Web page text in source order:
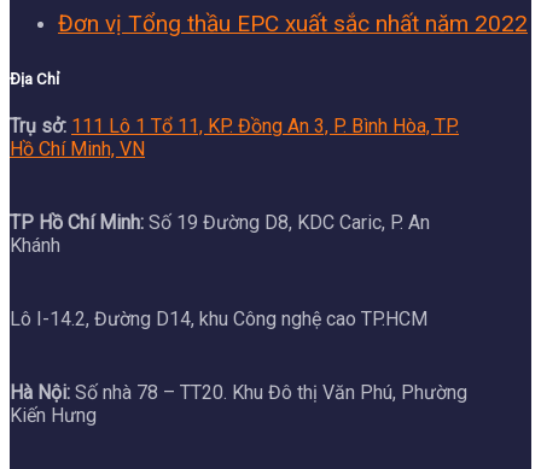
Đơn vị Tổng thầu EPC xuất sắc nhất năm 2022
Địa Chỉ
Trụ sở: 111 Lô 1 Tổ 11, KP. Đồng An 3, P. Bình Hòa, TP.
Hồ Chí Minh, VN
TP Hồ Chí Minh: Số 19 Đường D8, KDC Caric, P. An
Khánh
Lô I-14.2, Đường D14, khu Công nghệ cao TP.HCM
Hà Nội: Số nhà 78 – TT20. Khu Đô thị Văn Phú, Phường
Kiến Hưng